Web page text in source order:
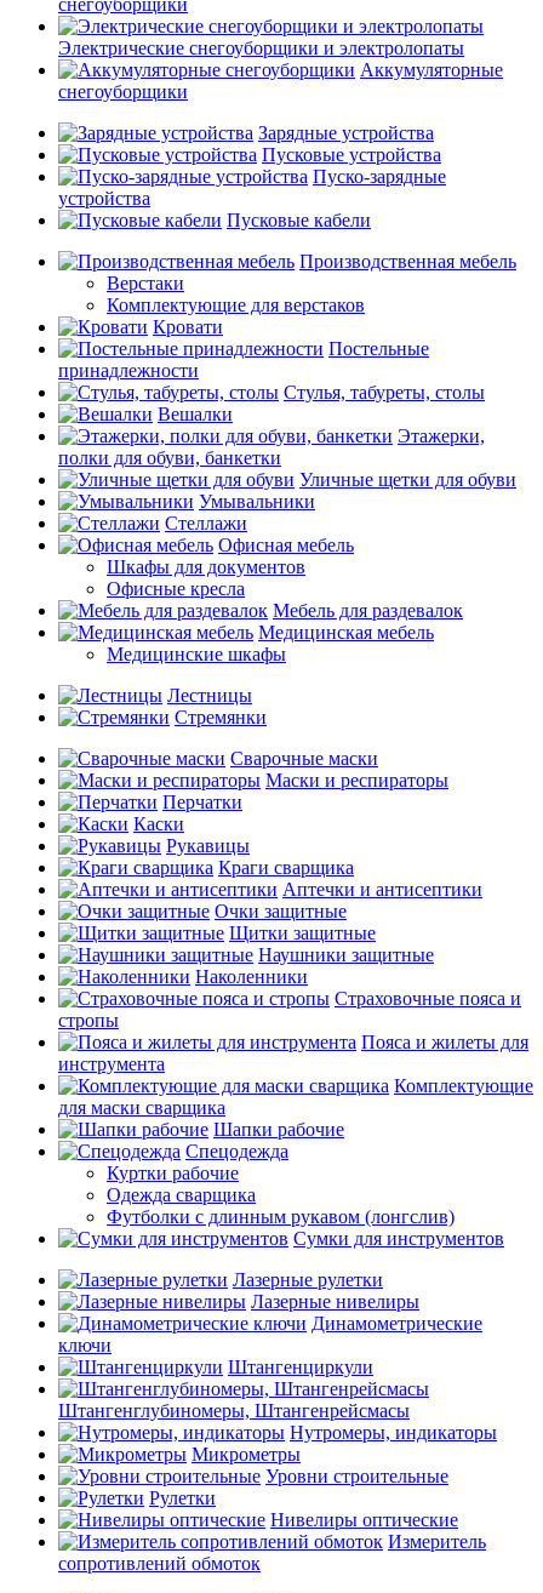
снегоуборщики
Электрические снегоуборщики и электролопаты
Аккумуляторные
снегоуборщики
Зарядные устройства
Пусковые устройства
Пуско-зарядные
устройства
Пусковые кабели
Производственная мебель
Верстаки
Комплектующие для верстаков
Кровати
Постельные
принадлежности
Стулья, табуреты, столы
Вешалки
Этажерки,
полки для обуви, банкетки
Уличные щетки для обуви
Умывальники
Стеллажи
Офисная мебель
Шкафы для документов
Офисные кресла
Мебель для раздевалок
Медицинская мебель
Медицинские шкафы
Лестницы
Стремянки
Сварочные маски
Маски и респираторы
Перчатки
Каски
Рукавицы
Краги сварщика
Аптечки и антисептики
Очки защитные
Щитки защитные
Наушники защитные
Наколенники
Страховочные пояса и
стропы
Пояса и жилеты для
инструмента
Комплектующие
для маски сварщика
Шапки рабочие
Спецодежда
Куртки рабочие
Одежда сварщика
Футболки с длинным рукавом (лонгслив)
Сумки для инструментов
Лазерные рулетки
Лазерные нивелиры
Динамометрические
ключи
Штангенциркули
Штангенглубиномеры, Штангенрейсмасы
Нутромеры, индикаторы
Микрометры
Уровни строительные
Рулетки
Нивелиры оптические
Измеритель
сопротивлений обмоток